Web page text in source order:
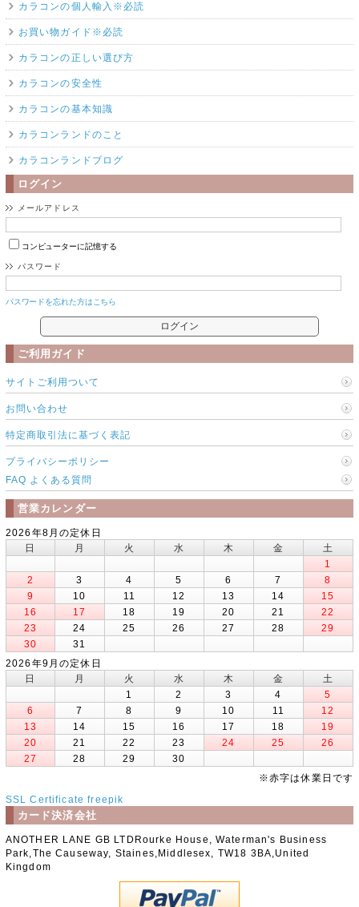
カラコンの個人輸入※必読
お買い物ガイド※必読
カラコンの正しい選び方
カラコンの安全性
カラコンの基本知識
カラコンランドのこと
カラコンランドブログ
ログイン
メールアドレス
コンピューターに記憶する
パスワード
パスワードを忘れた方はこちら
ご利用ガイド
サイトご利用ついて
お問い合わせ
特定商取引法に基づく表記
プライバシーポリシー
FAQ よくある質問
営業カレンダー
2026年8月の定休日
日
月 火 水 木 金
土
1
2
3 4 5 6 7
8
9
10 11 12 13 14
15
16
17 18 19 20 21
22
23
24 25 26 27 28
29
30
31
2026年9月の定休日
日
月 火 水 木 金
土
1
2 3 4
5
6
7 8 9 10 11
12
13
14 15 16 17 18
19
20
21 22 23 24 25
26
27
28 29
30
※赤字は休業日です
SSL Certificate freepik
カード決済会社
ANOTHER LANE GB LTDRourke House, Waterman's Business
Park,The Causeway, Staines,Middlesex, TW18 3BA,United
Kingdom